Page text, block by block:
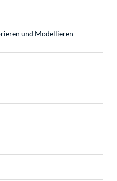
und Modellieren